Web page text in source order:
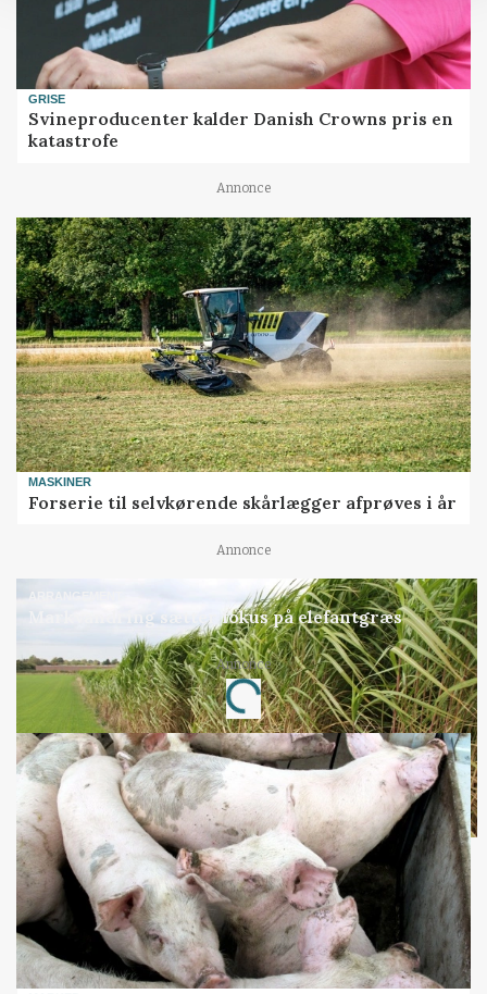
GRISE
Svineproducenter kalder Danish Crowns pris en
katastrofe
Annonce
MASKINER
Forserie til selvkørende skårlægger afprøves i år
Annonce
ARRANGEMENT
Markvandring sætter fokus på elefantgræs
Annonce
Loading...